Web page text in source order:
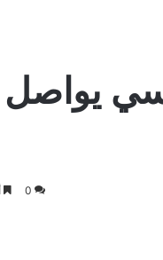
يواصل
0